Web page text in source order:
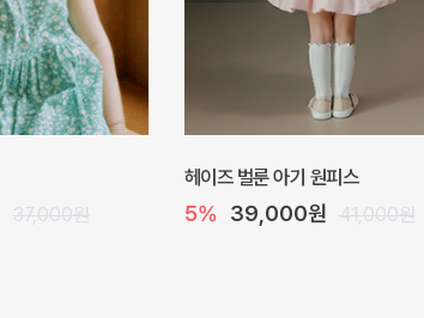
36,000원
해피 베베 요루 썸머 점프수트
30% 20,300원 29,000원